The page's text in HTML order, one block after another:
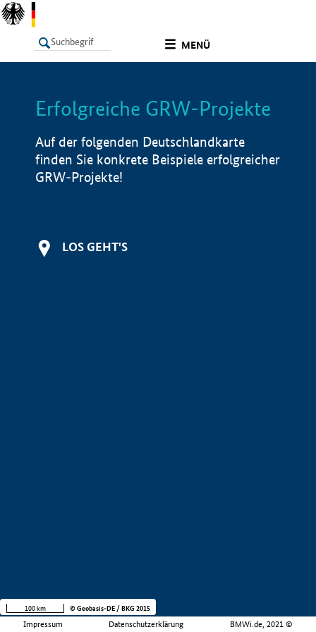
MENÜ
LISTE Info
Erfolgreiche GRW-Projekte
Auf der folgenden Deutschlandkarte
finden Sie konkrete Beispiele erfolgreicher
GRW-Projekte!
LOS GEHT'S
Impressum Datenschutzerklärung BMWi.de, 2021 ©
100 km © Geobasis-DE / BKG 2015